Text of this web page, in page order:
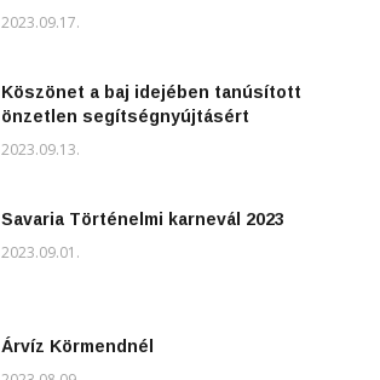
2023.09.17.
Köszönet a baj idejében tanúsított
önzetlen segítségnyújtásért
2023.09.13.
Savaria Történelmi karnevál 2023
2023.09.01.
Árvíz Körmendnél